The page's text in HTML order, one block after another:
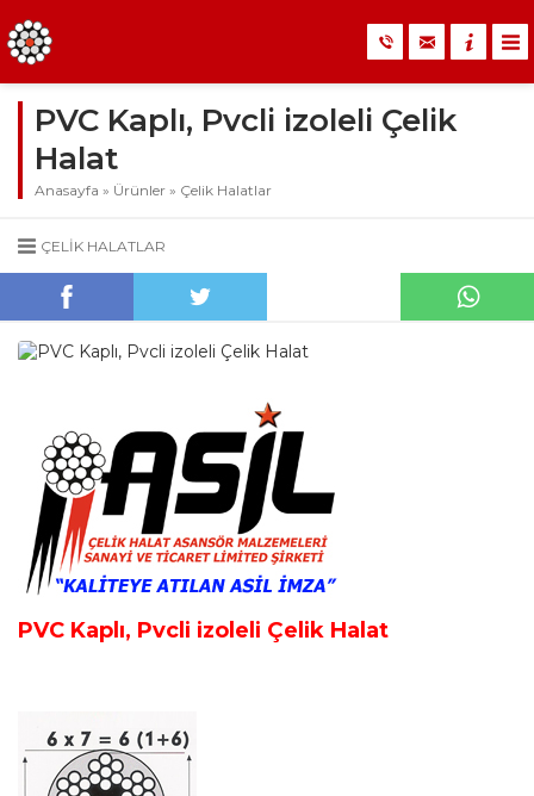
PVC Kaplı, Pvcli izoleli Çelik
Halat
Anasayfa » Ürünler » Çelik Halatlar
ÇELIK HALATLAR
PVC Kaplı, Pvcli izoleli Çelik Halat